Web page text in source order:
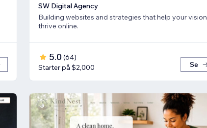
SW Digital Agency
Building websites and strategies that help your vision
thrive online.
5.0 (64)
Starter på $2,000
Se